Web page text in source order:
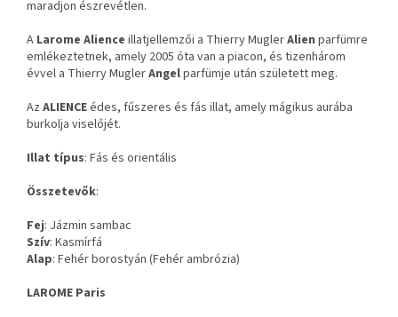
maradjon észrevétlen.
A Larome Alience illatjellemzői a Thierry MuglerAlien parfümre
emlékeztetnek, amely 2005 óta van a piacon, és tizenhárom
évvel a Thierry MuglerAngelparfümje után született meg.
Az ALIENCEédes, fűszeres és fás illat, amely mágikus aurába
burkolja viselőjét.
Illat típus: Fás és orientális
Összetevők:
Fej: Jázmin sambac
Szív: Kasmírfá
Alap: Fehér borostyán (Fehér ambrózia)
LAROME Paris